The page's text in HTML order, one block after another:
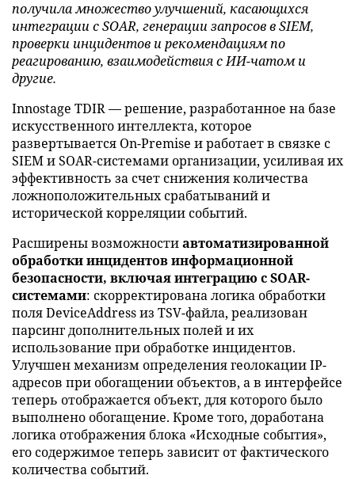
получила множество улучшений, касающихся
интеграции с SOAR, генерации запросов в SIEM,
проверки инцидентов и рекомендациям по
реагированию, взаимодействия с ИИ-чатом и
другие.
Innostage TDIR — решение, разработанное на базе
искусственного интеллекта, которое
развертывается On-Premise и работает в связке с
SIEM и SOAR-системами организации, усиливая их
эффективность за счет снижения количества
ложноположительных срабатываний и
исторической корреляции событий.
Расширены возможностиавтоматизированной
обработки инцидентов информационной
безопасности, включая интеграцию с SOAR-
системами: скорректирована логика обработки
поля DeviceAddress из TSV-файла, реализован
парсинг дополнительных полей и их
использование при обработке инцидентов.
Улучшен механизм определения геолокации IP-
адресов при обогащении объектов, а в интерфейсе
теперь отображается объект, для которого было
выполнено обогащение. Кроме того, доработана
логика отображения блока «Исходные события»,
его содержимое теперь зависит от фактического
количества событий.